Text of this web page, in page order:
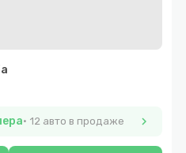
12 авто в продаже chevron_right